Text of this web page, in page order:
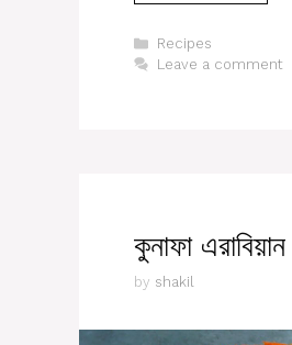
Categories
Recipes
Leave a comment
কুনাফা এরাবিয়ান
by shakil